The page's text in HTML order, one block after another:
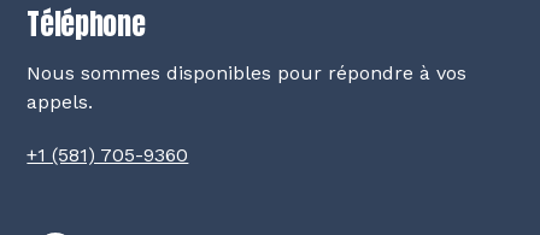
Téléphone
Nous sommes disponibles pour répondre à vos
appels.
+1 (581) 705-9360